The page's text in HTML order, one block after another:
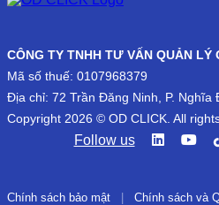
CÔNG TY TNHH TƯ VẤN QUẢN LÝ
Mã số thuế: 0107968379
Địa chỉ: 72 Trần Đăng Ninh, P. Nghĩa
Copyright 2026 © OD CLICK. All
Follow us
Chính sách bảo mật Chính sách và